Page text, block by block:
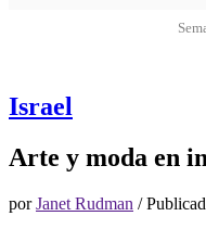
Israel
Arte y moda en
porJanet Rudman /